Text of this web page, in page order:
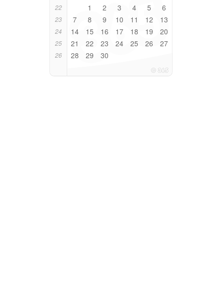
22 1 2 3 4 5 6
23 7 8 9 10 11 12 13
24 14 15 16 17 18 19 20
25 21 22 23 24 25 26 27
26 28 29 30